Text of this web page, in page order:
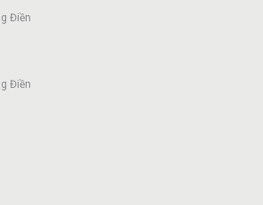
Điền
Điền